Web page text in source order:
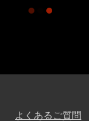
よくあるご質問